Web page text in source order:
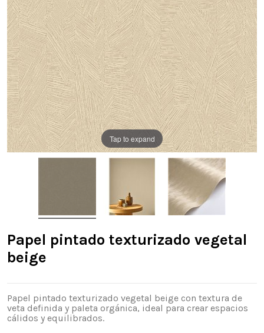
Tap to expand
Papel pintado texturizado vegetal
beige
Papel pintado texturizado vegetal beige con textura de
veta definida y paleta orgánica, ideal para crear espacios
cálidos y equilibrados.